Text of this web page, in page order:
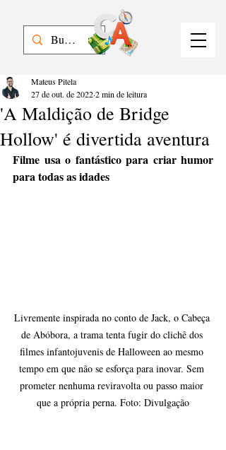
'A Maldição de Bridge
Hollow' é divertida aventura
Mateus Pitela
27 de out. de 20222 min de leitura
Filme usa o fantástico para criar humor
para todas as idades
Livremente inspirada no conto de Jack, o Cabeça
de Abóbora, a trama tenta fugir do clichê dos
filmes infantojuvenis de Halloween ao mesmo
tempo em que não se esforça para inovar. Sem
prometer nenhuma reviravolta ou passo maior
que a própria perna. Foto: Divulgação